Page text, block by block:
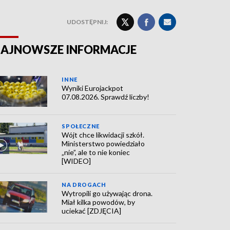
UDOSTĘPNIJ:
INFORMACJE
INNE
Wyniki Eurojackpot
07.08.2026. Sprawdź liczby!
SPOŁECZNE
Wójt chce likwidacji szkół.
Ministerstwo powiedziało
„nie”, ale to nie koniec
[WIDEO]
NA DROGACH
Wytropili go używając drona.
Miał kilka powodów, by
uciekać [ZDJĘCIA]